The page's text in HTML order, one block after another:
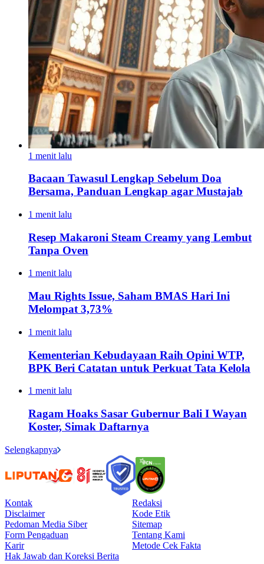
1 menit lalu
Bacaan Tawasul Lengkap Sebelum Doa
Bersama, Panduan Lengkap agar Mustajab
1 menit lalu
Resep Makaroni Steam Creamy yang Lembut
Tanpa Oven
1 menit lalu
Mau Rights Issue, Saham BMAS Hari Ini
Melompat 3,73%
1 menit lalu
Kementerian Kebudayaan Raih Opini WTP,
BPK Beri Catatan untuk Perkuat Tata Kelola
1 menit lalu
Ragam Hoaks Sasar Gubernur Bali I Wayan
Koster, Simak Daftarnya
Selengkapnya
Kontak
Redaksi
Disclaimer
Kode Etik
Pedoman Media Siber
Sitemap
Form Pengaduan
Tentang Kami
Karir
Metode Cek Fakta
Hak Jawab dan Koreksi Berita